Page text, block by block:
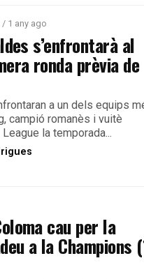
/ 1 any ago
s’enfrontarà al
ronda prèvia
a un dels equips
campió romanès i vuitè
la temporada...
cau per la
a la Champions